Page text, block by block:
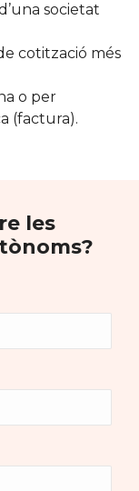
societat
cotització més
o per
(factura).
les